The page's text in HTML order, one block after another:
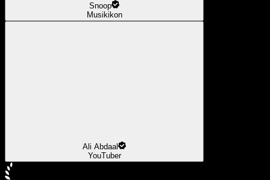
Snoop
Musikikon
Ali Abdaal
YouTuber